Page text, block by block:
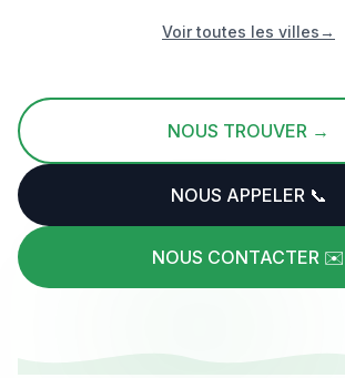
Voir toutes les villes→
NOUS TROUVER →
NOUS APPELER 📞
NOUS CONTACTER ✉️